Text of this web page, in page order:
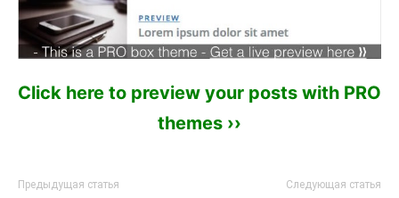
Click here to preview your posts with PRO
themes ››
Предыдущая статья Следующая статья